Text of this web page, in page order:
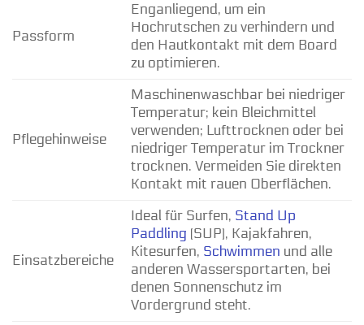
Passform
Enganliegend, um ein
Hochrutschen zu verhindern und
den Hautkontakt mit dem Board
zu optimieren.
Pflegehinweise
Maschinenwaschbar bei niedriger
Temperatur; kein Bleichmittel
verwenden; Lufttrocknen oder bei
niedriger Temperatur im Trockner
trocknen. Vermeiden Sie direkten
Kontakt mit rauen Oberflächen.
Einsatzbereiche
Ideal für Surfen, Stand Up
Paddling (SUP), Kajakfahren,
Kitesurfen, Schwimmen und alle
anderen Wassersportarten, bei
denen Sonnenschutz im
Vordergrund steht.